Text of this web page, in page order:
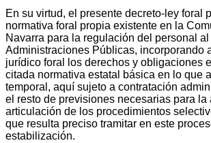
En su virtud, el presente decreto-ley foral
normativa foral propia existente en la
Navarra para la regulación del personal
Administraciones Públicas, incorporando
jurídico foral los derechos y obligaciones
citada normativa estatal básica en lo que
temporal, aquí sujeto a contratación
el resto de previsiones necesarias para la
articulación de los procedimientos
que resulta preciso tramitar en este
estabilización.